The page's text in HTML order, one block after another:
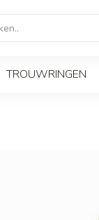
TROUWRINGEN